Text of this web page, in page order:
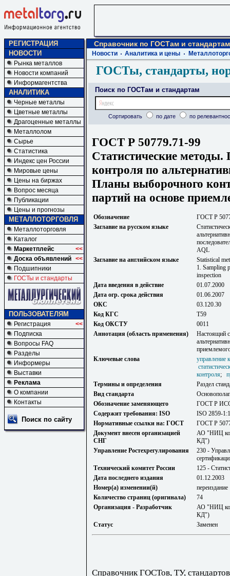
РЕГИСТРАЦИЯ
НОВОСТИ
Рынка металлов
Новости компаний
Информагентства
АНАЛИТИКА
Черные металлы
Цветные металлы
Драгоценные металлы
Металлолом
Сырье
Статистика
Индекс цен России
Мировые цены
Цены на биржах
Вопрос месяца
Публикации
Цены и прогнозы
МЕТАЛЛОТОРГОВЛЯ
Металлоторговля
Каталог
Маркетплейс
<<
Доска объявлений <<
Подшипники
ГОСТы и стандарты
ПОЛЬЗОВАТЕЛЯМ
Регистрация
<<
Подписка
Вопросы FAQ
Разделы
Информеры
Выставки
Реклама
О компании
Контакты
Поиск по сайту
Справочник по ГОСТам и стандартам
Новости Аналитика и цены
ГОСТы, стандарты,
Поиск по ГОСТам и стандартам
Сортировать по дате по
ГОСТ Р 50779.71-99
Статистические
контроля по
Планы выборочного
партий на основе
Обозначение
ГОСТ Р
Заглавие на русском языке
AQL
Заглавие на английском языке
Statistical
1. Sampling
inspection
Дата введения в действие
01.07.2000
Дата огр. срока действия
01.06.2007
ОКС
03.120.30
Код КГС
Т59
Код ОКСТУ
0011
Аннотация (область применения)
Настоящий
Ключевые слова
управление
контроля;
Термины и определения
Раздел
Вид стандарта
Обозначение заменяющего
ГОСТ Р
Содержит требования: ISO
ISO 2859-
Нормативные ссылки на: ГОСТ
ГОСТ Р
Документ внесен организацией
СНГ
АО "НИЦ
КД")
Управление Ростехрегулирования
230 -
Технический комитет России
125 -
Дата последнего издания
01.12.2003
Номер(а) изменении(й)
переиздание
Количество страниц (оригинала)
74
Организация - Разработчик
АО "НИЦ
КД")
Статус
Заменен
Справочник ГОСТов, ТУ,